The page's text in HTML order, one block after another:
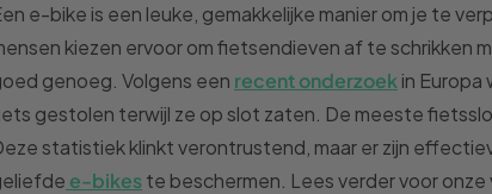
e-bike is een leuke, gemakkelijke manier om je te
kiezen ervoor om fietsendieven af te schrikken
genoeg. Volgens een recent onderzoek in
gestolen terwijl ze op slot zaten. De meeste
statistiek klinkt verontrustend, maar er zijn
e-bikeste beschermen. Lees verder voor